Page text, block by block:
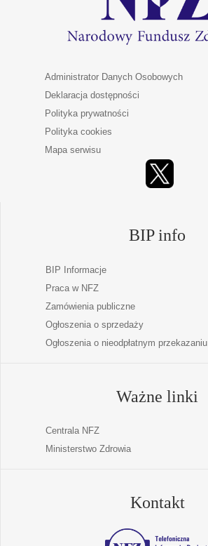
Administrator Danych Osobowych
Deklaracja dostępności
Polityka prywatności
Polityka cookies
Mapa serwisu
BIP info
BIP Informacje
Praca w NFZ
Zamówienia publiczne
Ogłoszenia o sprzedaży
Ogłoszenia o nieodpłatnym przekazaniu
Ważne linki
Centrala NFZ
Ministerstwo Zdrowia
Kontakt